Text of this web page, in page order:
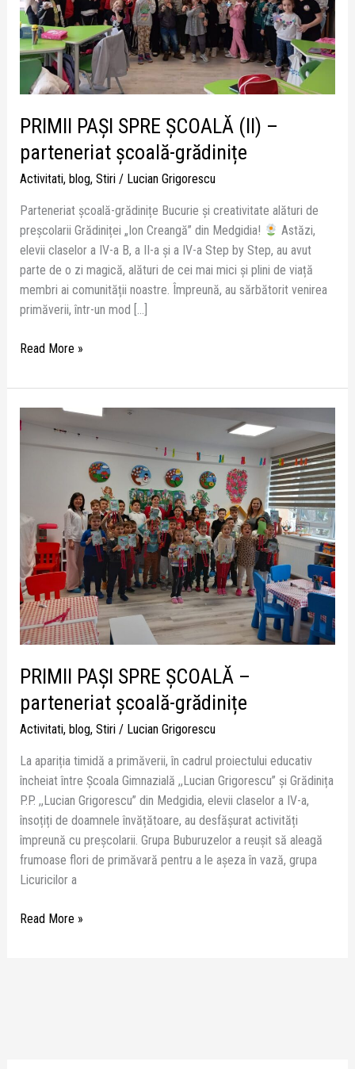
PRIMII PAȘI SPRE ȘCOALĂ (II) –
parteneriat școală-grădinițe
Activitati, blog, Stiri/ Lucian Grigorescu
Parteneriat școală-grădinițe Bucurie și creativitate alături de
preșcolarii Grădiniței „Ion Creangă” din Medgidia!
Astăzi,
elevii claselor a IV-a B, a II-a și a IV-a Step by Step, au avut
parte de o zi magică, alături de cei mai mici și plini de viață
membri ai comunității noastre. Împreună, au sărbătorit venirea
primăverii, într-un mod […]
școală-
grădinițe
Read More »
PRIMII PAȘI SPRE ȘCOALĂ –
parteneriat școală-grădinițe
Activitati, blog, Stiri/ Lucian Grigorescu
La apariția timidă a primăverii, în cadrul proiectului educativ
încheiat între Școala Gimnazială ,,Lucian Grigorescu” și Grădinița
P.P. ,,Lucian Grigorescu” din Medgidia, elevii claselor a IV-a,
însoțiți de doamnele învățătoare, au desfășurat activități
împreună cu preșcolarii. Grupa Buburuzelor a reușit să aleagă
frumoase flori de primăvară pentru a le așeza în vază, grupa
Licuricilor a
PRIMII
parteneriat
școală-
grădinițe
Read More »